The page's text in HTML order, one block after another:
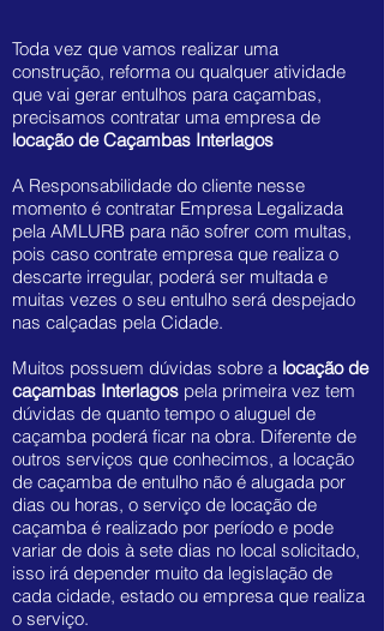
Toda vez que vamos realizar uma
construção, reforma ou qualquer atividade
que vai gerar entulhos para caçambas,
precisamos contratar uma empresa de
locação de Caçambas Interlagos
A Responsabilidade do cliente nesse
momento é contratar Empresa Legalizada
pela AMLURB para não sofrer com multas,
pois caso contrate empresa que realiza o
descarte irregular, poderá ser multada e
muitas vezes o seu entulho será despejado
nas calçadas pela Cidade.
Muitos possuem dúvidas sobre a locação de
caçambas Interlagos pela primeira vez tem
dúvidas de quanto tempo o aluguel de
caçamba poderá ficar na obra. Diferente de
outros serviços que conhecimos, a locação
de caçamba de entulho não é alugada por
dias ou horas, o serviço de locação de
caçamba é realizado por período e pode
variar de dois à sete dias no local solicitado,
isso irá depender muito da legislação de
cada cidade, estado ou empresa que realiza
o serviço.